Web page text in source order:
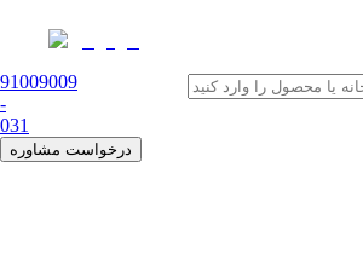
91009009
-
031
درخواست مشاوره